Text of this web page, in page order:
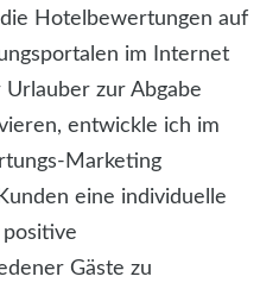
Hotelbewertungen auf
im Internet
zur Abgabe
entwickle ich im
Marketing
eine individuelle
Gäste zu